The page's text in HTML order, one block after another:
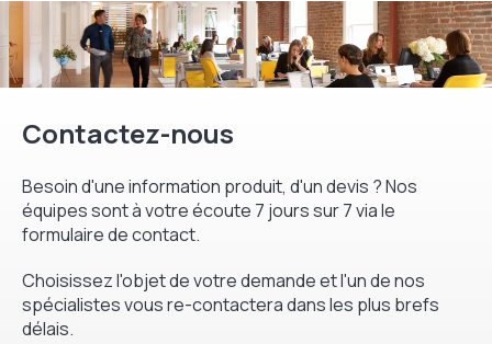
Contactez-nous
Besoin d'une information produit, d'un devis ? Nos
équipes sont à votre écoute 7 jours sur 7 via le
formulaire de contact.
Choisissez l'objet de votre demande et l'un de nos
spécialistes vous re-contactera dans les plus brefs
délais.